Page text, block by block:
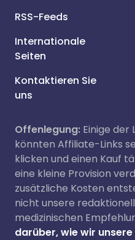
RSS-Feeds
Internationale
Seiten
Kontaktieren Sie
uns
Offenlegung: Einige der
könnten Affiliate-Links
klicken und einen Kauf
eine kleine Provision
zusätzliche Kosten
nicht unsere
medizinischen
darüber, wie wir